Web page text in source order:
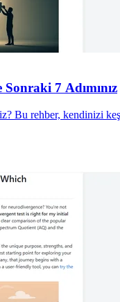
7 Adımınız
Bu rehber, kendinizi